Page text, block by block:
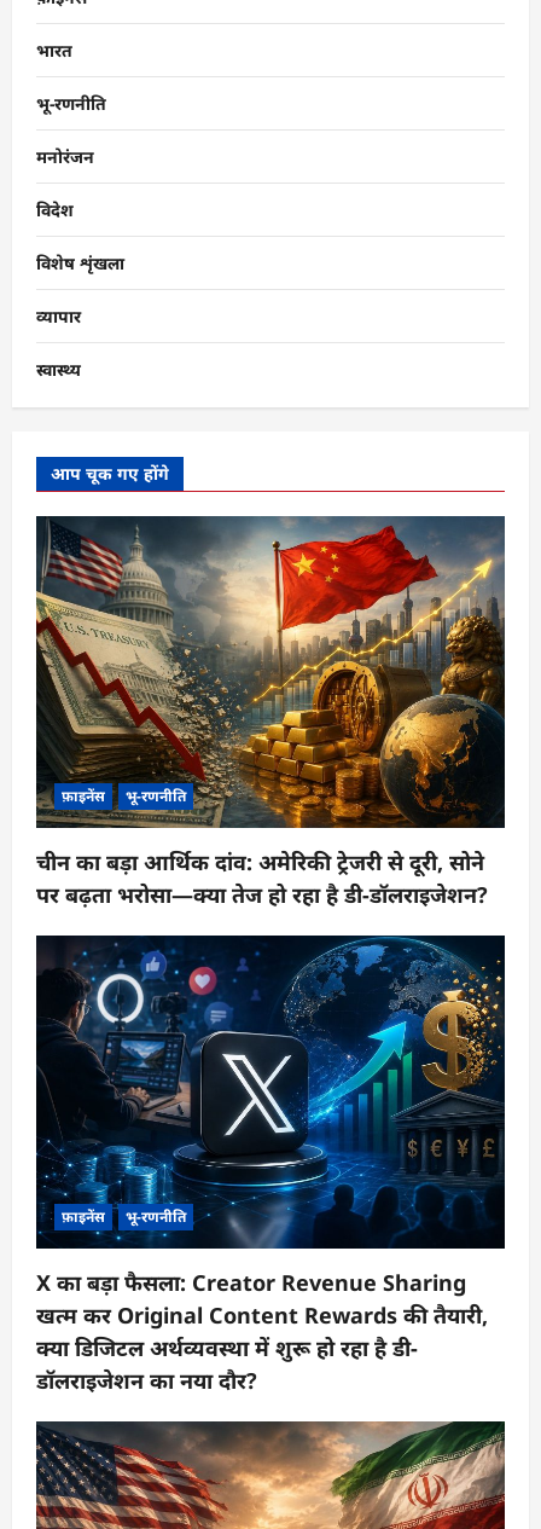
भारत
भू-रणनीति
मनोरंजन
विदेश
विशेष शृंखला
व्यापार
स्वास्थ्य
आप चूक गए होंगे
फ़ाइनेंस भू-रणनीति
चीन का बड़ा आर्थिक दांव: अमेरिकी ट्रेजरी से दूरी, सोने
पर बढ़ता भरोसा—क्या तेज हो रहा है डी-डॉलराइजेशन?
फ़ाइनेंस भू-रणनीति
X का बड़ा फैसला: Creator Revenue Sharing
खत्म कर Original Content Rewards की तैयारी,
क्या डिजिटल अर्थव्यवस्था में शुरू हो रहा है डी-
डॉलराइजेशन का नया दौर?